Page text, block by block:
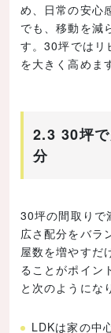
め、日常の安心
でも、移動を減
す。30坪ではリ
を大きく高めま
2.3 30坪
分
30坪の間取りで
広さ配分をバラ
屋数を増やすだ
ることがポイン
と次のようにな
LDKは家の中